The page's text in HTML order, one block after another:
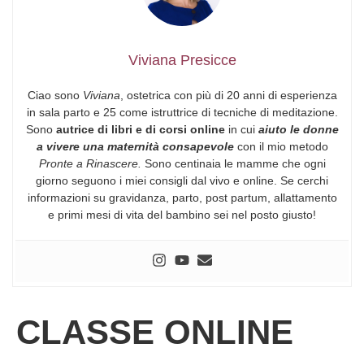
Viviana Presicce
Ciao sono Viviana, ostetrica con più di 20 anni di esperienza
in sala parto e 25 come istruttrice di tecniche di meditazione.
Sono autrice di libri e di corsi onlinein cui aiuto le donne
a vivere una maternità consapevolecon il mio metodo
Pronte a Rinascere. Sono centinaia le mamme che ogni
giorno seguono i miei consigli dal vivo e online. Se cerchi
informazioni su gravidanza, parto, post partum, allattamento
e primi mesi di vita del bambino sei nel posto giusto!
CLASSE ONLINE